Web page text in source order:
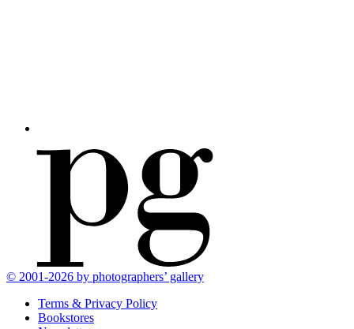
© 2001-2026 by photographers’ gallery
Terms & Privacy Policy
Bookstores